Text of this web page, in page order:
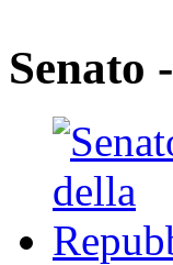
Senato